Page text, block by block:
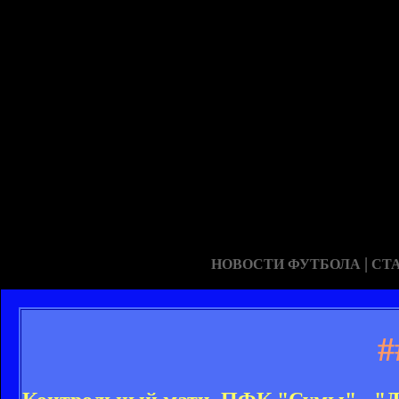
НОВОСТИ ФУТБОЛА |